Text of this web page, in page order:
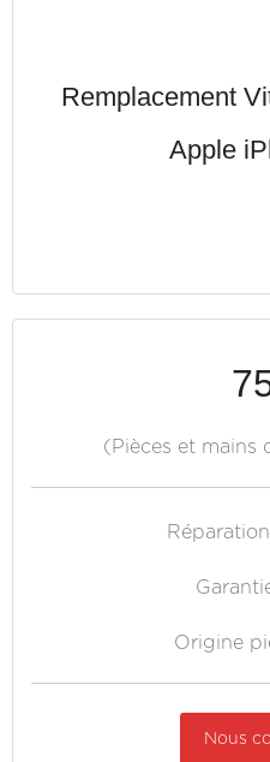
Remplacement
Apple
(Pièces et mains
Origine
Nous